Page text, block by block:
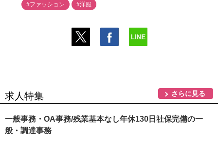
#ファッション #洋服
求人特集 さらに見る
一般事務・OA事務/残業基本なし年休130日社保完備の一
般・調達事務